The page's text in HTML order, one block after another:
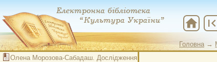
Головна →
home first_page
Олена Морозова-Сабадаш. Дослідження та реставрація картини